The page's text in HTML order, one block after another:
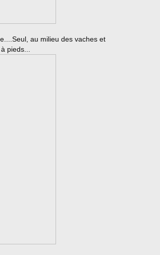
au milieu des vaches et
pieds...